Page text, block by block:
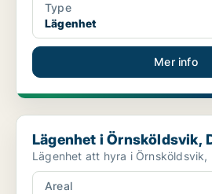
Type
Lägenhet
Mer info
Lägenhet i Örnsköldsvik, Domsjö
Lägenhet i Örnsköldsvik,
Lägenhet att hyra i Örnsköldsvik,
Areal